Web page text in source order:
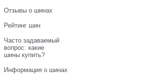
Отзывы о шинах
Рейтинг шин
Часто задаваемый
вопрос: какие
шины купить?
Информация о шинах